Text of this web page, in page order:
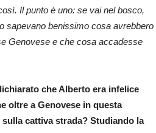
Il punto è uno: se vai nel bosco,
sapevano benissimo cosa avrebbero
Genovese e che cosa accadesse
che Alberto era infelice
oltre a Genovese in questa
cattiva strada? Studiando la